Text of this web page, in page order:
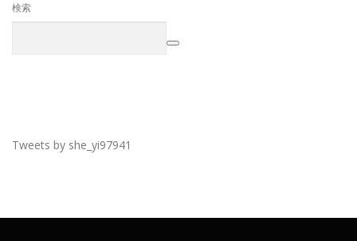
検索
Tweets by she_yi97941